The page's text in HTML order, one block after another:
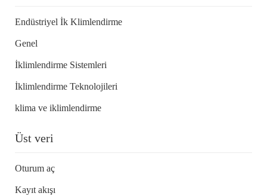
Endüstriyel İk Klimlendirme
Genel
İklimlendirme Sistemleri
İklimlendirme Teknolojileri
klima ve iklimlendirme
Üst veri
Oturum aç
Kayıt akışı